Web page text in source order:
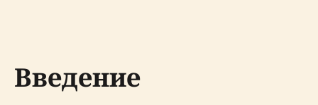
Введение